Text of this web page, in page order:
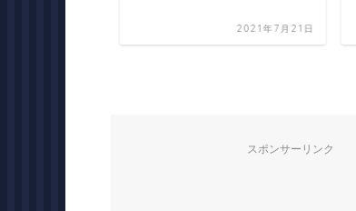
2021年7月21日
スポンサーリンク